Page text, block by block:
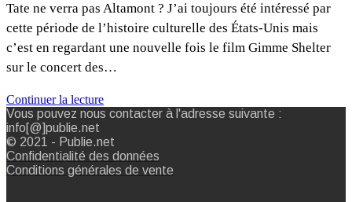
Tate ne verra pas Altamont ? J’ai toujours été intéressé par
cette période de l’histoire culturelle des États-Unis mais
c’est en regardant une nouvelle fois le film Gimme Shelter
sur le concert des…
Continuer la lecture
Vous pouvez nous contacter à l'adresse suivante :
info[@]publie.net
© 2021 - Publie.net
Confidentialité des données
Conditions générales de vente